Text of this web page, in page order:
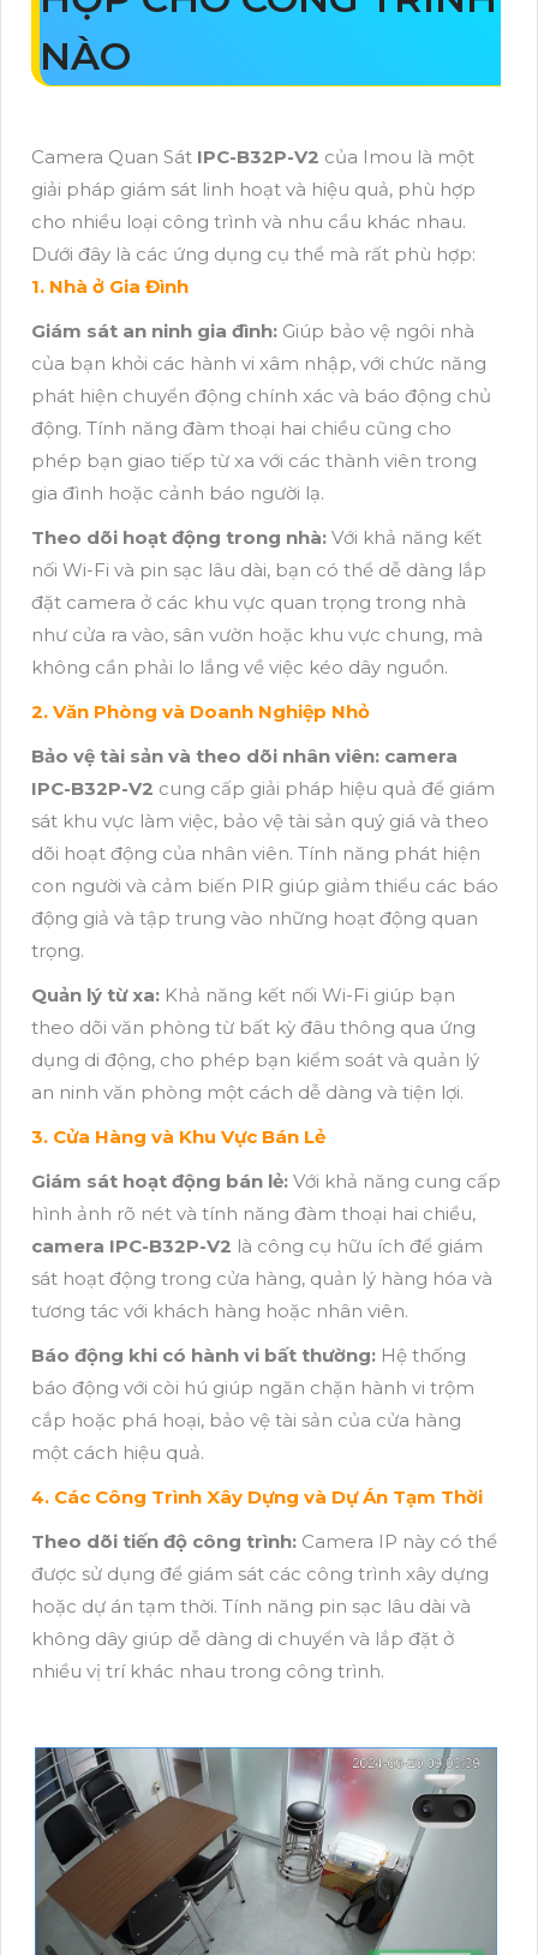
NÀO
Camera Quan Sát IPC-B32P-V2 của Imou là một
giải pháp giám sát linh hoạt và hiệu quả, phù hợp
cho nhiều loại công trình và nhu cầu khác nhau.
Dưới đây là các ứng dụng cụ thể mà rất phù hợp:
1. Nhà ở Gia Đình
Giám sát an ninh gia đình: Giúp bảo vệ ngôi nhà
của bạn khỏi các hành vi xâm nhập, với chức năng
phát hiện chuyển động chính xác và báo động chủ
động. Tính năng đàm thoại hai chiều cũng cho
phép bạn giao tiếp từ xa với các thành viên trong
gia đình hoặc cảnh báo người lạ.
Theo dõi hoạt động trong nhà: Với khả năng kết
nối Wi-Fi và pin sạc lâu dài, bạn có thể dễ dàng lắp
đặt camera ở các khu vực quan trọng trong nhà
như cửa ra vào, sân vườn hoặc khu vực chung, mà
không cần phải lo lắng về việc kéo dây nguồn.
2. Văn Phòng và Doanh Nghiệp Nhỏ
Bảo vệ tài sản và theo dõi nhân viên: camera
IPC-B32P-V2 cung cấp giải pháp hiệu quả để giám
sát khu vực làm việc, bảo vệ tài sản quý giá và theo
dõi hoạt động của nhân viên. Tính năng phát hiện
con người và cảm biến PIR giúp giảm thiểu các báo
động giả và tập trung vào những hoạt động quan
trọng.
Quản lý từ xa: Khả năng kết nối Wi-Fi giúp bạn
theo dõi văn phòng từ bất kỳ đâu thông qua ứng
dụng di động, cho phép bạn kiểm soát và quản lý
an ninh văn phòng một cách dễ dàng và tiện lợi.
3. Cửa Hàng và Khu Vực Bán Lẻ
Giám sát hoạt động bán lẻ: Với khả năng cung cấp
hình ảnh rõ nét và tính năng đàm thoại hai chiều,
camera IPC-B32P-V2 là công cụ hữu ích để giám
sát hoạt động trong cửa hàng, quản lý hàng hóa và
tương tác với khách hàng hoặc nhân viên.
Báo động khi có hành vi bất thường: Hệ thống
báo động với còi hú giúp ngăn chặn hành vi trộm
cắp hoặc phá hoại, bảo vệ tài sản của cửa hàng
một cách hiệu quả.
4. Các Công Trình Xây Dựng và Dự Án Tạm Thời
Theo dõi tiến độ công trình: Camera IP này có thể
được sử dụng để giám sát các công trình xây dựng
hoặc dự án tạm thời. Tính năng pin sạc lâu dài và
không dây giúp dễ dàng di chuyển và lắp đặt ở
nhiều vị trí khác nhau trong công trình.